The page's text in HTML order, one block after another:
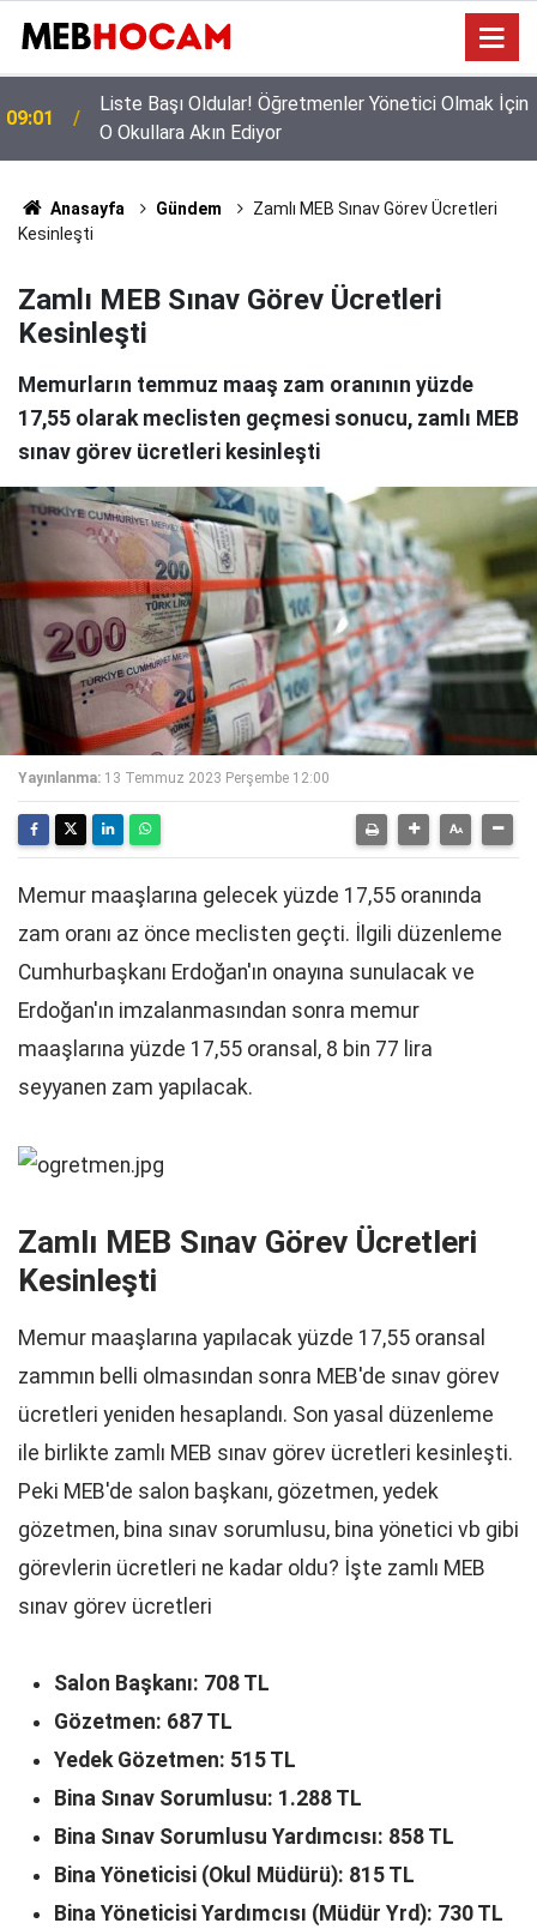
23:02
Mazeret Tayini Yapan Öğretmenler Dikkkat: Bu
Onayı Almayanların Tercihi İptal Olacak!
Anasayfa Gündem
Zamlı MEB Sınav Görev Ücretleri
Kesinleşti
Zamlı MEB Sınav Görev Ücretleri
Kesinleşti
Memurların temmuz maaş zam oranının yüzde
17,55 olarak meclisten geçmesi sonucu, zamlı MEB
sınav görev ücretleri kesinleşti
Yayınlanma: 13 Temmuz 2023 Perşembe 12:00
Memur maaşlarına gelecek yüzde 17,55 oranında
zam oranı az önce meclisten geçti. İlgili düzenleme
Cumhurbaşkanı Erdoğan'ın onayına sunulacak ve
Erdoğan'ın imzalanmasından sonra memur
maaşlarına yüzde 17,55 oransal, 8 bin 77 lira
seyyanen zam yapılacak.
Zamlı MEB Sınav Görev Ücretleri
Kesinleşti
Memur maaşlarına yapılacak yüzde 17,55 oransal
zammın belli olmasından sonra MEB'de sınav görev
ücretleri yeniden hesaplandı. Son yasal düzenleme
ile birlikte zamlı MEB sınav görev ücretleri kesinleşti.
Peki MEB'de salon başkanı, gözetmen, yedek
gözetmen, bina sınav sorumlusu, bina yönetici vb gibi
görevlerin ücretleri ne kadar oldu? İşte zamlı MEB
sınav görev ücretleri
Salon Başkanı: 708 TL
Gözetmen: 687 TL
Yedek Gözetmen: 515 TL
Bina Sınav Sorumlusu: 1.288 TL
Bina Sınav Sorumlusu Yardımcısı: 858 TL
Bina Yöneticisi (Okul Müdürü): 815 TL
Bina Yöneticisi Yardımcısı (Müdür Yrd): 730 TL